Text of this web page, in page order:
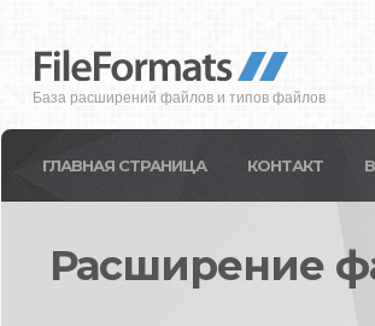
База расширений файлов и типов файлов
ГЛАВНАЯ СТРАНИЦА КОНТАКТ
Расширение